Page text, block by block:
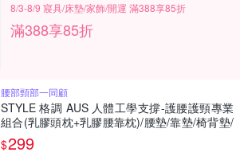
8/3-8/9 寢具/床墊/家飾/開運 滿388享85折
滿388享85折
腰部頸部一同顧
STYLE 格調 AUS 人體工學支撐-護腰護頸專業
組合(乳膠頭枕+乳膠腰靠枕)/腰墊/靠墊/椅背墊/
腰枕/頸枕
$299